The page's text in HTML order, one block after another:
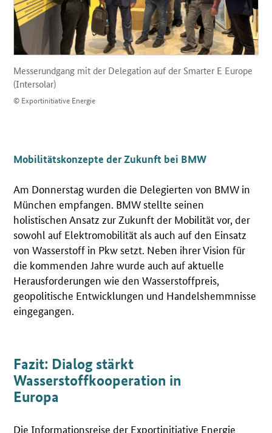
Messerundgang mit der Delegation auf der Smarter E Europe
(Intersolar)
© Exportinitiative Energie
Mobilitätskonzepte der Zukunft bei BMW
Am Donnerstag wurden die Delegierten von BMW in
München empfangen. BMW stellte seinen
holistischen Ansatz zur Zukunft der Mobilität vor, der
sowohl auf Elektromobilität als auch auf den Einsatz
von Wasserstoff in Pkw setzt. Neben ihrer Vision für
die kommenden Jahre wurde auch auf aktuelle
Herausforderungen wie den Wasserstoffpreis,
geopolitische Entwicklungen und Handelshemmnisse
eingegangen.
Fazit: Dialog stärkt
Wasserstoffkooperation in
Europa
Die Informationsreise der Exportinitiative Energie